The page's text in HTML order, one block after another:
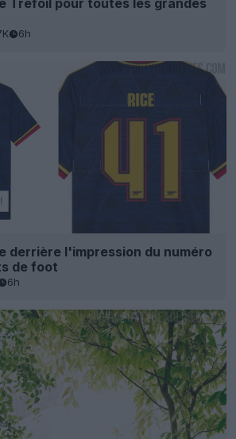
6h
derrière l'impression du numéro
de foot
6h